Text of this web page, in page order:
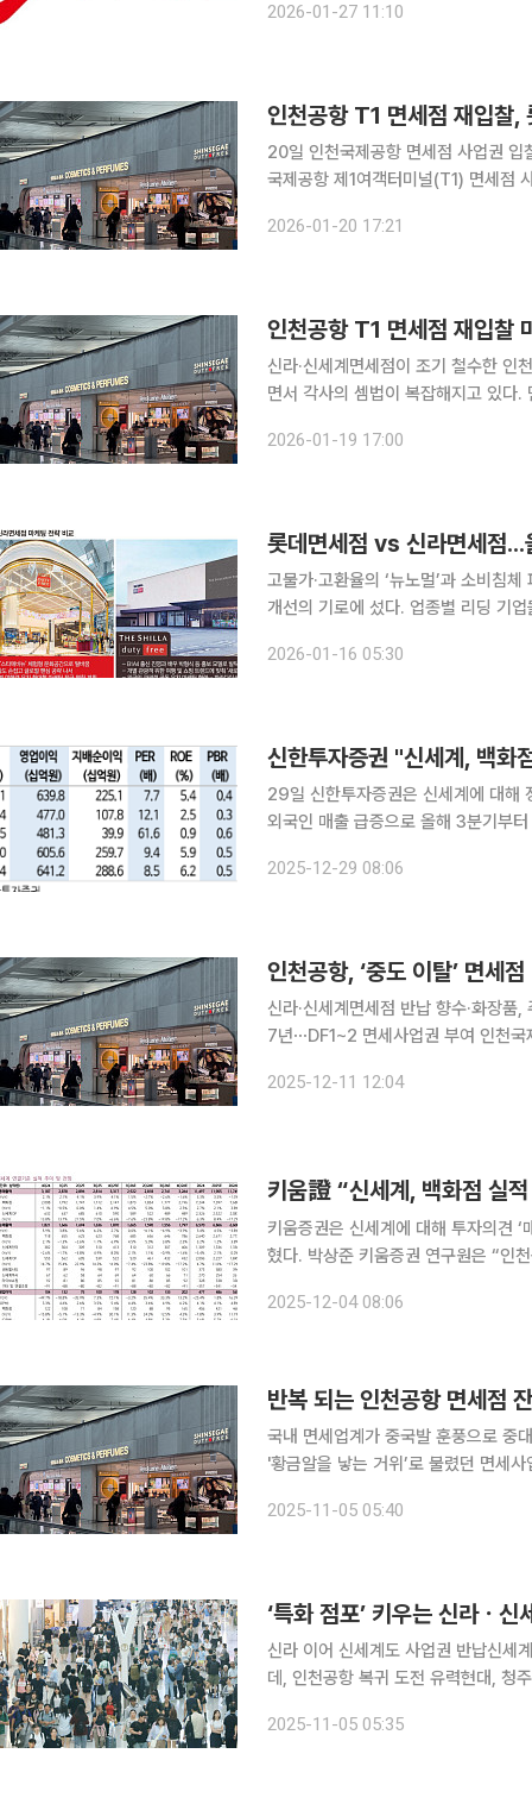
주주가 지배하게 될 경우 실질적 경
2026-01-27 11:10
인천공항 T1 면세점 재입찰,
20일 인천국제공항 면세점 사업권 입
국제공항 제1여객터미널(T1) 면세점
신세계면세점과 신라면세점이 인천
2026-01-20 17:21
인천공항 T1 면세점 재입찰
신라·신세계면세점이 조기 철수한 인
면서 각사의 셈법이 복잡해지고 있다.
따르면 인천공항공사는 20일 인천국
2026-01-19 17:00
고물가·고환율의 ‘뉴노멀’과 소비침
개선의 기로에 섰다. 업종별 리딩 기
회로 바꿀, 차별화할 사업 전략을 어
2026-01-16 05:30
신한투자증권 "신세계, 백화
29일 신한투자증권은 신세계에 대해
외국인 매출 급증으로 올해 3분기부
점 DF2 사업권 반납으로 공항점 적자
2025-12-29 08:06
신라·신세계면세점 반납 향수·화장
7년⋯DF1~2 면세사업권 부여 인천국제공항공사(인천공항공사)가 신라면세점과 신세계면세점이
지 못해 사업권을 반납한 터라, 최저
2025-12-11 12:04
키움證 “신세계, 백화점 실
키움증권은 신세계에 대해 투자의견
혔다. 박상준 키움증권 연구원은 “인천공항면세점 사업권 반납으로 전사 실적 가시성이 개선된 가운
이익은 1783억 원으로 시장 기대치
2025-12-04 08:06
국내 면세업계가 중국발 훈풍으로 중
'황금알을 낳는 거위’로 불렸던 면세
4일 전문가들은 인천공항 임대료 갈
2025-11-05 05:40
신라 이어 신세계도 사업권 반납신세
데, 인천공항 복귀 도전 유력현대, 청주공항 인도장 운영
‘반전의 무대’로 돌아왔다. 시진핑 중
2025-11-05 05:35